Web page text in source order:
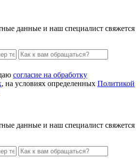
данные и наш специалист свяжется
согласие на обработку
, на условиях определенных Политикой
данные и наш специалист свяжется